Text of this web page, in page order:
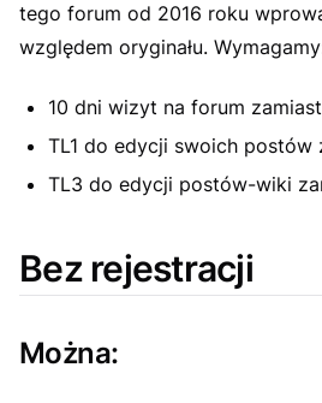
tego forum od 2016 roku
względem oryginału.
10 dni wizyt na forum
TL1 do edycji swoich postów
TL3 do edycji postów-wiki
Bez rejestracji
Można: